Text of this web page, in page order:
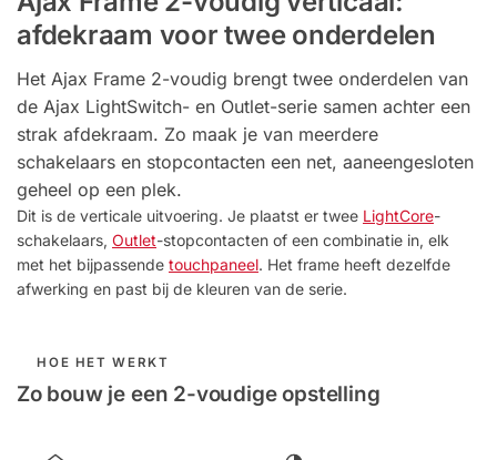
afdekraam voor twee onderdelen
Het Ajax Frame 2-voudig brengt twee onderdelen van
de Ajax LightSwitch- en Outlet-serie samen achter een
strak afdekraam. Zo maak je van meerdere
schakelaars en stopcontacten een net, aaneengesloten
geheel op een plek.
Dit is de verticale uitvoering. Je plaatst er twee LightCore-
schakelaars, Outlet-stopcontacten of een combinatie in, elk
met het bijpassende touchpaneel. Het frame heeft dezelfde
afwerking en past bij de kleuren van de serie.
HOE HET WERKT
Zo bouw je een 2-voudige opstelling